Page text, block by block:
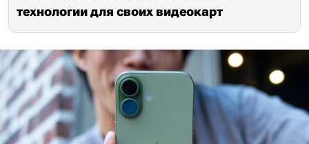
технологии для своих видеокарт